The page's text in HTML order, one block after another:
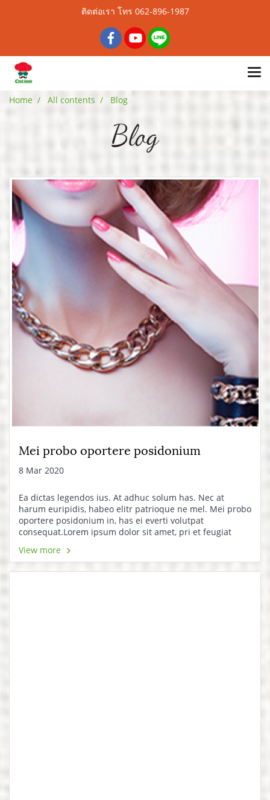
ติดต่อเรา โทร 062-896-1987
Home All contents Blog
Blog
Mei probo oportere posidonium
8 Mar 2020
Ea dictas legendos ius. At adhuc solum has. Nec at
harum euripidis, habeo elitr patrioque ne mel. Mei probo
oportere posidonium in, has ei everti volutpat
consequat.Lorem ipsum dolor sit amet, pri et feugiat
ius. At adhuc solum has.
View more